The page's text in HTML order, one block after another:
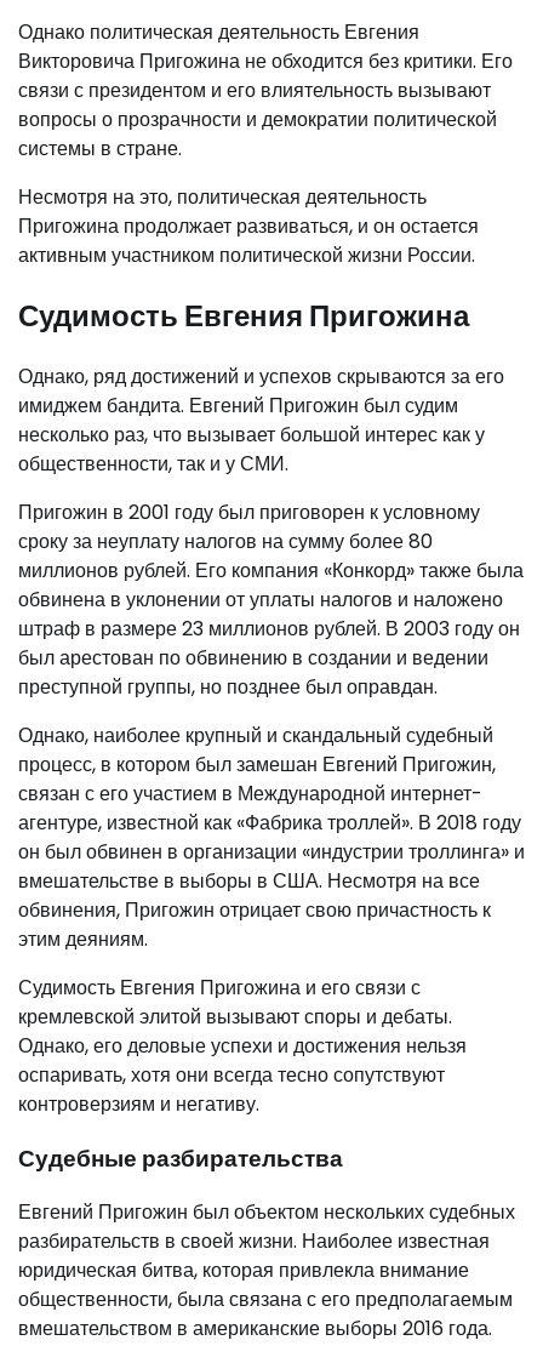
Однако политическая деятельность Евгения
Викторовича Пригожина не обходится без критики. Его
связи с президентом и его влиятельность вызывают
вопросы о прозрачности и демократии политической
системы в стране.
Несмотря на это, политическая деятельность
Пригожина продолжает развиваться, и он остается
активным участником политической жизни России.
Судимость Евгения Пригожина
Однако, ряд достижений и успехов скрываются за его
имиджем бандита. Евгений Пригожин был судим
несколько раз, что вызывает большой интерес как у
общественности, так и у СМИ.
Пригожин в 2001 году был приговорен к условному
сроку за неуплату налогов на сумму более 80
миллионов рублей. Его компания «Конкорд» также была
обвинена в уклонении от уплаты налогов и наложено
штраф в размере 23 миллионов рублей. В 2003 году он
был арестован по обвинению в создании и ведении
преступной группы, но позднее был оправдан.
Однако, наиболее крупный и скандальный судебный
процесс, в котором был замешан Евгений Пригожин,
связан с его участием в Международной интернет-
агентуре, известной как «Фабрика троллей». В 2018 году
он был обвинен в организации «индустрии троллинга» и
вмешательстве в выборы в США. Несмотря на все
обвинения, Пригожин отрицает свою причастность к
этим деяниям.
Судимость Евгения Пригожина и его связи с
кремлевской элитой вызывают споры и дебаты.
Однако, его деловые успехи и достижения нельзя
оспаривать, хотя они всегда тесно сопутствуют
контроверзиям и негативу.
Судебные разбирательства
Евгений Пригожин был объектом нескольких судебных
разбирательств в своей жизни. Наиболее известная
юридическая битва, которая привлекла внимание
общественности, была связана с его предполагаемым
вмешательством в американские выборы 2016 года.